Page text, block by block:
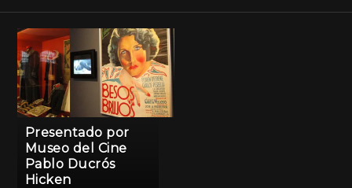
Presentado por
Museo del Cine
Pablo Ducrós
Hicken